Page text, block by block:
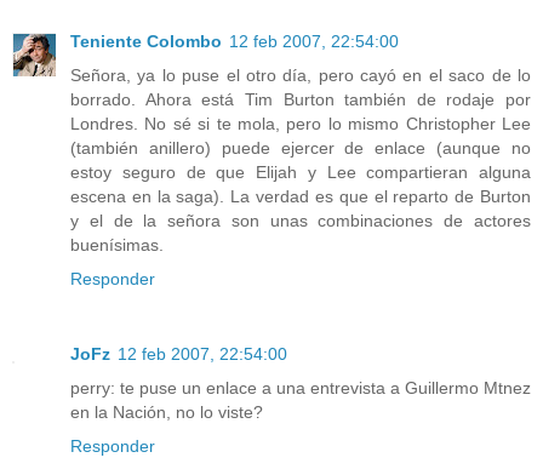
Teniente Colombo 12 feb 2007, 22:54:00
Señora, ya lo puse el otro día, pero cayó en el saco de lo
borrado. Ahora está Tim Burton también de rodaje por
Londres. No sé si te mola, pero lo mismo Christopher Lee
(también anillero) puede ejercer de enlace (aunque no
estoy seguro de que Elijah y Lee compartieran alguna
escena en la saga). La verdad es que el reparto de Burton
y el de la señora son unas combinaciones de actores
buenísimas.
Responder
JoFz 12 feb 2007, 22:54:00
perry: te puse un enlace a una entrevista a Guillermo Mtnez
en la Nación, no lo viste?
Responder